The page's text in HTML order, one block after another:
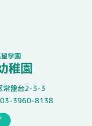
学園
稚園
盤台2-3-3
03-3960-8138